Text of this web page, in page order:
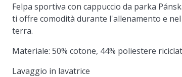
Felpa sportiva con cappuccio da parka
ti offre comodità durante l'allenamento e
terra.
Materiale: 50% cotone, 44% poliestere
Lavaggio in lavatrice